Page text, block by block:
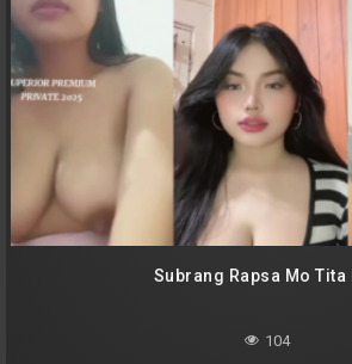
Subrang Rapsa Mo Tita
104